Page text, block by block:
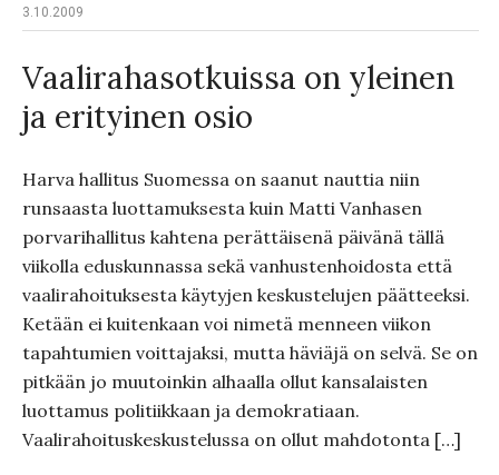
3.10.2009
Vaalirahasotkuissa on yleinen
ja erityinen osio
Harva hallitus Suomessa on saanut nauttia niin
runsaasta luottamuksesta kuin Matti Vanhasen
porvarihallitus kahtena perättäisenä päivänä tällä
viikolla eduskunnassa sekä vanhustenhoidosta että
vaalirahoituksesta käytyjen keskustelujen päätteeksi.
Ketään ei kuitenkaan voi nimetä menneen viikon
tapahtumien voittajaksi, mutta häviäjä on selvä. Se on
pitkään jo muutoinkin alhaalla ollut kansalaisten
luottamus politiikkaan ja demokratiaan.
Vaalirahoituskeskustelussa on ollut mahdotonta […]